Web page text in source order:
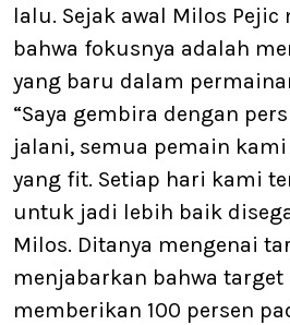
lalu. Sejak awal Milos Pejic
bahwa fokusnya adalah
yang baru dalam
“Saya gembira dengan
jalani, semua pemain
yang fit. Setiap hari kami
untuk jadi lebih baik
Milos. Ditanya mengenai
menjabarkan bahwa
memberikan 100 persen